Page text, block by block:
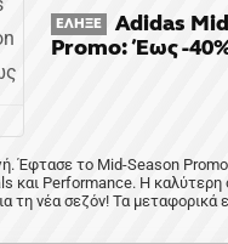
ΈΛΗΞΕ
Adidas
Promo: Έως -
Έφτασε το Mid-Season
και Performance. Η καλύτερη
τη νέα σεζόν! Τα μεταφορικά